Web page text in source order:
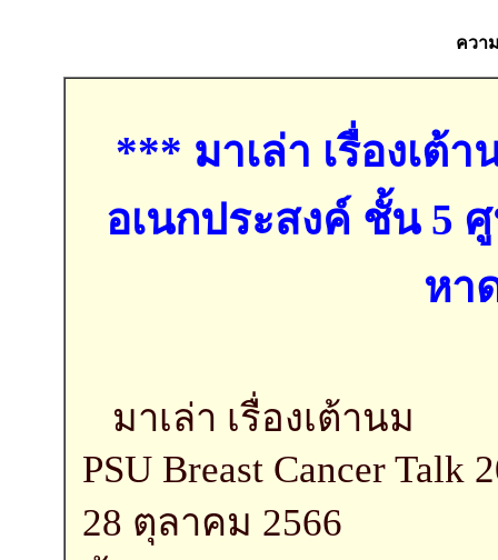
ควา
*** มาเล่า เรื่องเต้
อเนกประสงค์ ชั้น 5
หา
มาเล่า เรื่องเต้านม
PSU Breast Cancer Talk
28 ตุลาคม 2566